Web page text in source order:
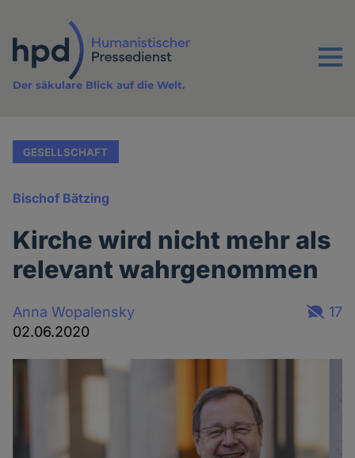
Inhalt
Menu
Der säkulare Blick auf die Welt.
GESELLSCHAFT
Bischof Bätzing
Kirche wird nicht mehr als
relevant wahrgenommen
Anna Wopalensky
02.06.2020
17